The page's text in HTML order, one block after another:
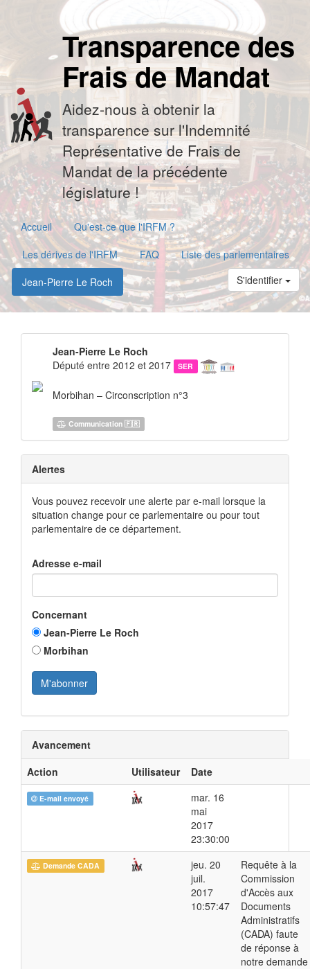
Transparence des
Frais de Mandat
Aidez-nous à obtenir la
transparence sur l'Indemnité
Représentative de Frais de
Mandat de la précédente
législature !
Accueil
Qu'est-ce que l'IRFM ?
Les dérives de l'IRFM
FAQ
Liste des parlementaires
Jean-Pierre Le Roch
S'identifier
Jean-Pierre Le Roch
Député entre 2012 et 2017
SER
Morbihan – Circonscription n°3
Communication 🇫🇷
Alertes
Vous pouvez recevoir une alerte par e-mail lorsque la
situation change pour ce parlementaire ou pour tout
parlementaire de ce département.
Adresse e-mail
Concernant
Jean-Pierre Le Roch
Morbihan
Avancement
Action
Utilisateur Date
E-mail envoyé
mar. 16
mai
2017
23:30:00
Demande CADA
jeu. 20
juil.
2017
10:57:47
Requête à la
Commission
d'Accès aux
Documents
Administratifs
(CADA) faute
de réponse à
notre demande